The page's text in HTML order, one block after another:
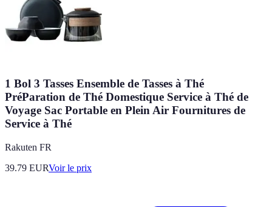
1 Bol 3 Tasses Ensemble de Tasses à Thé
PréParation de Thé Domestique Service à Thé de
Voyage Sac Portable en Plein Air Fournitures de
Service à Thé
Rakuten FR
39.79 EURVoir le prix